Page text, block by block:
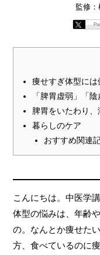
監修：
痩せすぎ体型には
「脾胃虚弱」「
脾胃をいたわり
暮らしのケア
おすすめ関連
こんにちは。中医学
体型の悩みは、年齢
の。なんとか痩せた
方、食べているのに